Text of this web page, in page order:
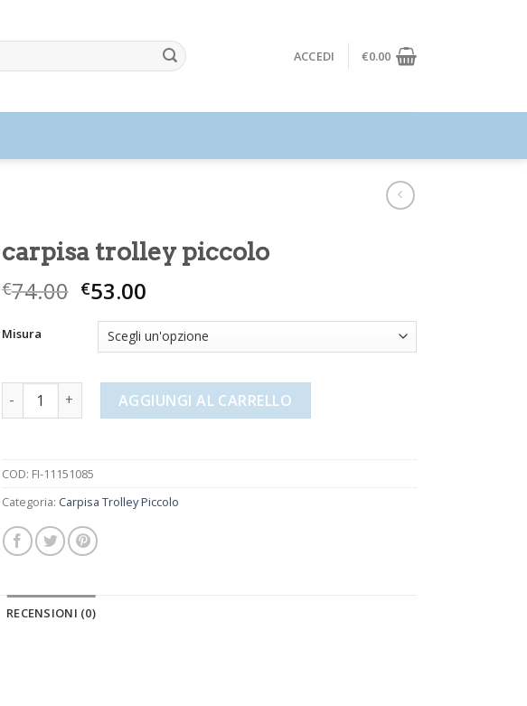
ACCEDI €0.00
carpisa trolley piccolo
€74.00 €53.00
Misura
carpisa trolley piccolo quantitàAGGIUNGI AL CARRELLO
COD: FI-11151085
Categoria: Carpisa Trolley Piccolo
RECENSIONI (0)